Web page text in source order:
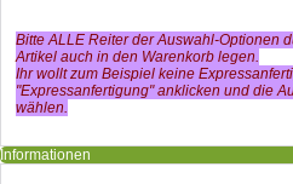
Bitte ALLE Reiter der Auswahl-Optionen
Artikel auch in den Warenkorb legen.
Ihr wollt zum Beispiel keine
"Expressanfertigung" anklicken und die
wählen.
Informationen